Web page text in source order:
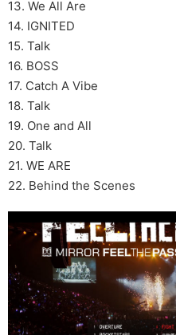
13. We All Are
14. IGNITED
15. Talk
16. BOSS
17. Catch A Vibe
18. Talk
19. One and All
20. Talk
21. WE ARE
22. Behind the Scenes